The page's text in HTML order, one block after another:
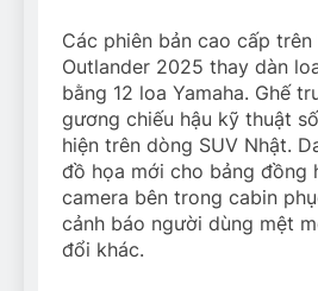
Các phiên bản cao cấp trên
Outlander 2025 thay dàn
bằng 12 loa Yamaha. Ghế
gương chiếu hậu kỹ thuật
hiện trên dòng SUV Nhật.
đồ họa mới cho bảng đồng
camera bên trong cabin
cảnh báo người dùng mệt
đổi khác.